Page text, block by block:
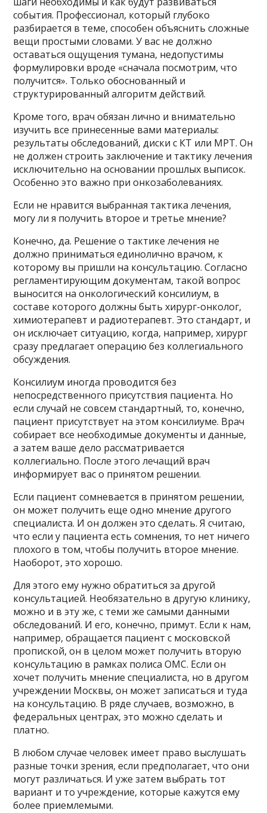
события. Профессионал, который глубоко
разбирается в теме, способен объяснить сложные
вещи простыми словами. У вас не должно
оставаться ощущения тумана, недопустимы
формулировки вроде «сначала посмотрим, что
получится». Только обоснованный и
структурированный алгоритм действий.
Кроме того, врач обязан лично и внимательно
изучить все принесенные вами материалы:
результаты обследований, диски с КТ или МРТ. Он
не должен строить заключение и тактику лечения
исключительно на основании прошлых выписок.
Особенно это важно при онкозаболеваниях.
Если не нравится выбранная тактика лечения,
могу ли я получить второе и третье мнение?
Конечно, да. Решение о тактике лечения не
должно приниматься единолично врачом, к
которому вы пришли на консультацию. Согласно
регламентирующим документам, такой вопрос
выносится на онкологический консилиум, в
составе которого должны быть хирург-онколог,
химиотерапевт и радиотерапевт. Это стандарт, и
он исключает ситуацию, когда, например, хирург
сразу предлагает операцию без коллегиального
обсуждения.
Консилиум иногда проводится без
непосредственного присутствия пациента. Но
если случай не совсем стандартный, то, конечно,
пациент присутствует на этом консилиуме. Врач
собирает все необходимые документы и данные,
а затем ваше дело рассматривается
коллегиально. После этого лечащий врач
информирует вас о принятом решении.
Если пациент сомневается в принятом решении,
он может получить еще одно мнение другого
специалиста. И он должен это сделать. Я считаю,
что если у пациента есть сомнения, то нет ничего
плохого в том, чтобы получить второе мнение.
Наоборот, это хорошо.
Для этого ему нужно обратиться за другой
консультацией. Необязательно в другую клинику,
можно и в эту же, с теми же самыми данными
обследований. И его, конечно, примут. Если к нам,
например, обращается пациент с московской
пропиской, он в целом может получить вторую
консультацию в рамках полиса ОМС. Если он
хочет получить мнение специалиста, но в другом
учреждении Москвы, он может записаться и туда
на консультацию. В ряде случаев, возможно, в
федеральных центрах, это можно сделать и
платно.
В любом случае человек имеет право выслушать
разные точки зрения, если предполагает, что они
могут различаться. И уже затем выбрать тот
вариант и то учреждение, которые кажутся ему
более приемлемыми.